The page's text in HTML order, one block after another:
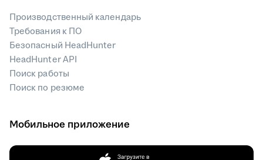
Производственный календарь
Требования к ПО
Безопасный HeadHunter
HeadHunter API
Поиск работы
Поиск по резюме
Мобильное приложение